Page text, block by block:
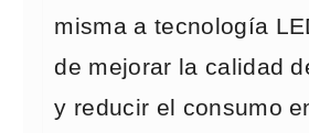
misma a tecnología
de mejorar la calidad
y reducir el consumo